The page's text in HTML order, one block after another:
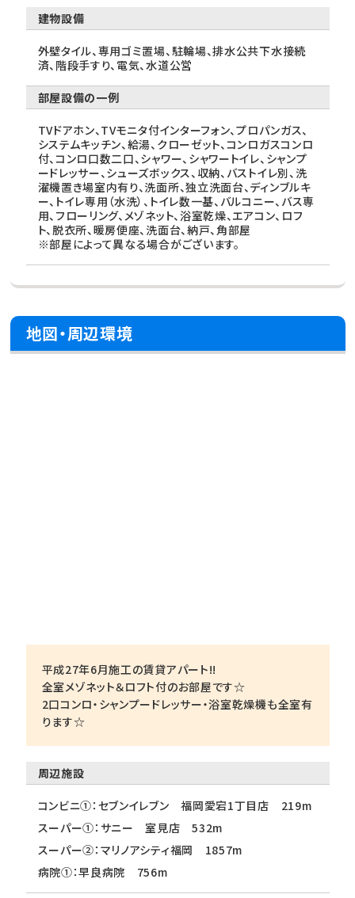
建物設備
外壁タイル、専用ゴミ置場、駐輪場、排水公共下水接続
済、階段手すり、電気、水道公営
部屋設備の一例
TVドアホン、TVモニタ付インターフォン、プロパンガス、
システムキッチン、給湯、クローゼット、コンロガスコンロ
付、コンロ口数二口、シャワー、シャワートイレ、シャンプ
ードレッサー、シューズボックス、収納、バストイレ別、洗
濯機置き場室内有り、洗面所、独立洗面台、ディンブルキ
ー、トイレ専用（水洗）、トイレ数一基、バルコニー、バス専
用、フローリング、メゾネット、浴室乾燥、エアコン、ロフ
ト、脱衣所、暖房便座、洗面台、納戸、角部屋
※部屋によって異なる場合がございます。
地図・周辺環境
平成27年6月施工の賃貸アパート!!
全室メゾネット＆ロフト付のお部屋です☆
2口コンロ・シャンプードレッサー・浴室乾燥機も全室有
ります☆
周辺施設
コンビニ①：セブンイレブン 福岡愛宕1丁目店 219m
スーパー①：サニー 室見店 532m
スーパー②：マリノアシティ福岡 1857m
病院①：早良病院 756m